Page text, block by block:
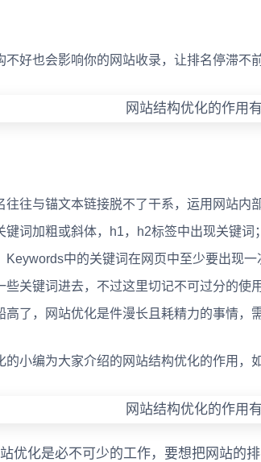
不好也会影响你的网站收录，让排名停滞不
往往与锚文本链接脱不了干系，运用网站
键词加粗或斜体，h1，h2标签中出现关键
Keywords中的关键词在网页中至少要出现
些关键词进去，不过这里切记不可过分的使
高了，网站优化是件漫长且耗精力的事情，
的小编为大家介绍的网站结构优化的作用，
优化是必不可少的工作，要想把网站的